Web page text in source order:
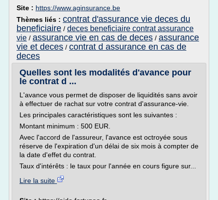
Site : https://www.aginsurance.be
Thèmes liés : contrat d'assurance vie deces du
beneficiaire / deces beneficiaire contrat assurance
vie / assurance vie en cas de deces / assurance
vie et deces / contrat d assurance en cas de
deces
Quelles sont les modalités d'avance pour
le contrat d ...
L'avance vous permet de disposer de liquidités sans avoir
à effectuer de rachat sur votre contrat d'assurance-vie.
Les principales caractéristiques sont les suivantes :
Montant minimum : 500 EUR.
Avec l'accord de l'assureur, l'avance est octroyée sous
réserve de l'expiration d'un délai de six mois à compter de
la date d'effet du contrat.
Taux d'intérêts : le taux pour l'année en cours figure sur...
Lire la suite